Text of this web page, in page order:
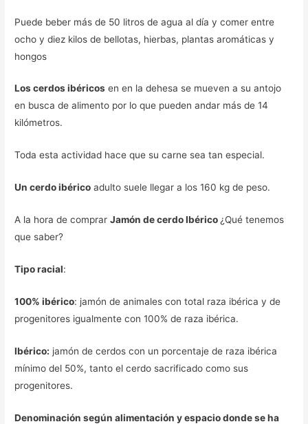
Puede beber más de 50 litros de agua al día y comer entre
ocho y diez kilos de bellotas, hierbas, plantas aromáticas y
hongos
Los cerdos ibéricos en en la dehesa se mueven a su antojo
en busca de alimento por lo que pueden andar más de 14
kilómetros.
Toda esta actividad hace que su carne sea tan especial.
Un cerdo ibérico adulto suele llegar a los 160 kg de peso.
A la hora de comprarJamón de cerdo Ibérico ¿Qué tenemos
que saber?
Tipo racial:
100% ibérico: jamón de animales con total raza ibérica y de
progenitores igualmente con 100% de raza ibérica.
Ibérico: jamón de cerdos con un porcentaje de raza ibérica
mínimo del 50%, tanto el cerdo sacrificado como sus
progenitores.
Denominación según alimentación y espacio donde se ha